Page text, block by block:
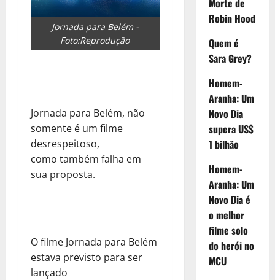
Jornada para Belém -
Foto:Reprodução
Jornada para Belém, não
somente é um filme
desrespeitoso,
como também falha em
sua proposta.
O filme Jornada para Belém
estava previsto para ser
lançado
Morte de
Robin Hood
Quem é
Sara Grey?
Homem-
Aranha: Um
Novo Dia
supera US$
1 bilhão
Homem-
Aranha: Um
Novo Dia é
o melhor
filme solo
do herói no
MCU